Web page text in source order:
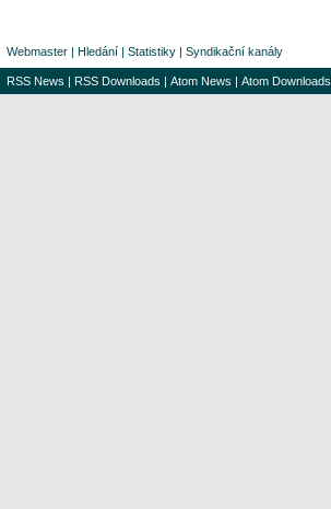
Webmaster | Hledání | Statistiky | Syndikační kanály
RSS News | RSS Downloads | Atom News | Atom Downloads